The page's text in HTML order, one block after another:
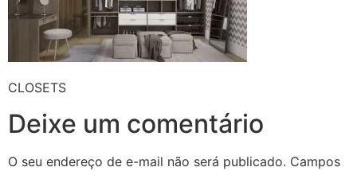
CLOSETS
Deixe um comentário
O seu endereço de e-mail não será publicado. Campos